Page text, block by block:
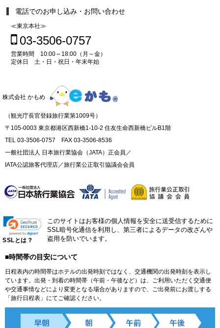
電話でのお申し込み・お問い合わせ
≪東京本社≫
03-3506-0757
営業時間 10:00～18:00（月～金）
定休日 土・日・祝日・年末年始
株式会社 かもめ
（観光庁長官登録旅行業第1009号）
〒105-0003 東京都港区西新橋1-10-2 住友生命西新橋ビルB1階
TEL 03-3506-0757 FAX 03-3506-8536
一般社団法人 日本旅行業協会（JATA）正会員／
IATA公認旅客代理店／旅行業公正取引協議会会員
SSLとは？
このサイトはお客様の個人情報を安全に送受信するために
SSL暗号化通信を利用し、第三者によるデータの改ざんや
盗用を防いでいます。
■時間帯の目安について
日程表内の時間帯はホテルの出発時刻ではなく、交通機関の出発時刻を表示し
ています。出発・到着の時間帯（午前・午後など）は、ご利用いただく交通便
や交通事情などにより変更となる場合がありますので、ご出発前にお渡しする
「旅行日程表」にてご確認ください。